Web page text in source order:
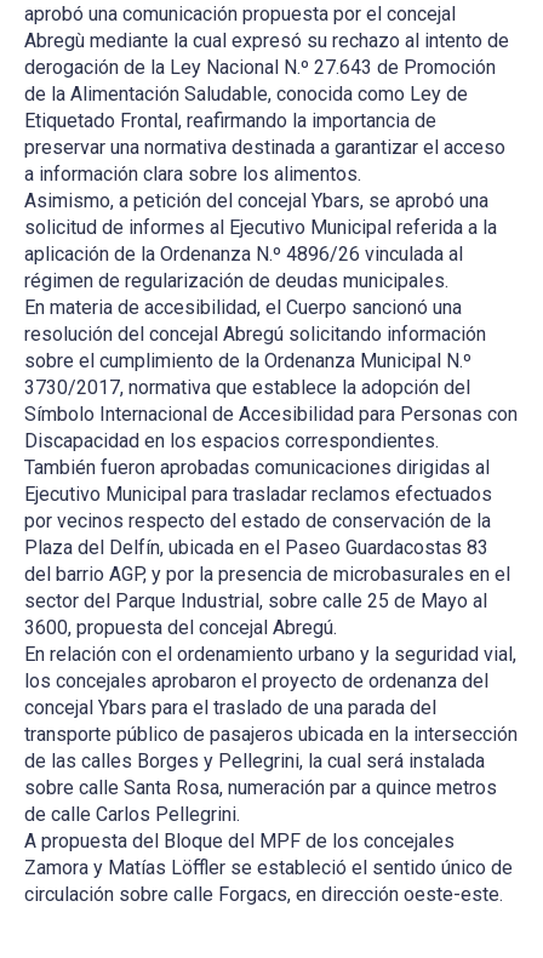
aprobó una comunicación propuesta por el concejal
Abregù mediante la cual expresó su rechazo al intento de
derogación de la Ley Nacional N.º 27.643 de Promoción
de la Alimentación Saludable, conocida como Ley de
Etiquetado Frontal, reafirmando la importancia de
preservar una normativa destinada a garantizar el acceso
a información clara sobre los alimentos.
Asimismo, a petición del concejal Ybars, se aprobó una
solicitud de informes al Ejecutivo Municipal referida a la
aplicación de la Ordenanza N.º 4896/26 vinculada al
régimen de regularización de deudas municipales.
En materia de accesibilidad, el Cuerpo sancionó una
resolución del concejal Abregú solicitando información
sobre el cumplimiento de la Ordenanza Municipal N.º
3730/2017, normativa que establece la adopción del
Símbolo Internacional de Accesibilidad para Personas con
Discapacidad en los espacios correspondientes.
También fueron aprobadas comunicaciones dirigidas al
Ejecutivo Municipal para trasladar reclamos efectuados
por vecinos respecto del estado de conservación de la
Plaza del Delfín, ubicada en el Paseo Guardacostas 83
del barrio AGP, y por la presencia de microbasurales en el
sector del Parque Industrial, sobre calle 25 de Mayo al
3600, propuesta del concejal Abregú.
En relación con el ordenamiento urbano y la seguridad vial,
los concejales aprobaron el proyecto de ordenanza del
concejal Ybars para el traslado de una parada del
transporte público de pasajeros ubicada en la intersección
de las calles Borges y Pellegrini, la cual será instalada
sobre calle Santa Rosa, numeración par a quince metros
de calle Carlos Pellegrini.
A propuesta del Bloque del MPF de los concejales
Zamora y Matías Löffler se estableció el sentido único de
circulación sobre calle Forgacs, en dirección oeste-este.